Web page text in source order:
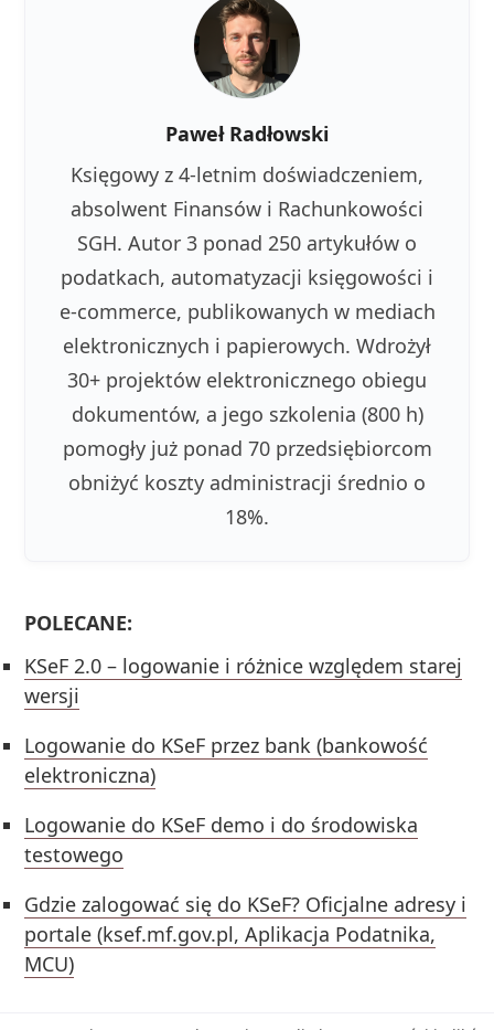
Paweł Radłowski
Księgowy z 4-letnim doświadczeniem,
absolwent Finansów i Rachunkowości
SGH. Autor 3 ponad 250 artykułów o
podatkach, automatyzacji księgowości i
e-commerce, publikowanych w mediach
elektronicznych i papierowych. Wdrożył
30+ projektów elektronicznego obiegu
dokumentów, a jego szkolenia (800 h)
pomogły już ponad 70 przedsiębiorcom
obniżyć koszty administracji średnio o
18%.
POLECANE:
KSeF 2.0 – logowanie i różnice względem starej
wersji
Logowanie do KSeF przez bank (bankowość
elektroniczna)
Logowanie do KSeF demo i do środowiska
testowego
Gdzie zalogować się do KSeF? Oficjalne adresy i
portale (ksef.mf.gov.pl, Aplikacja Podatnika,
MCU)